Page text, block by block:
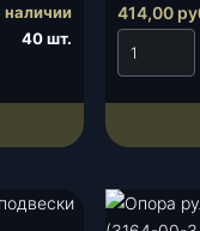
наличии
40 шт.
414,00